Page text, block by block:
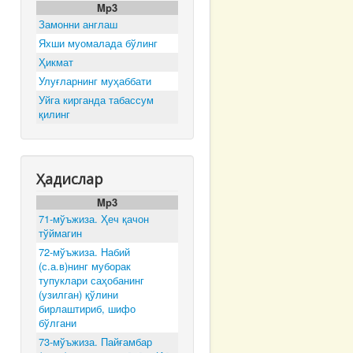
Mp3
Замонни англаш
Яхши муомалада бўлинг
Ҳикмат
Улуғларнинг муҳаббати
Уйга кирганда табассум
қилинг
Ҳадислар
Mp3
71-мўъжиза. Ҳеч қачон
тўймагин
72-мўъжиза. Набий
(с.а.в)нинг муборак
тупуклари саҳобанинг
(узилган) қўлини
бирлаштириб, шифо
бўлгани
73-мўъжиза. Пайғамбар